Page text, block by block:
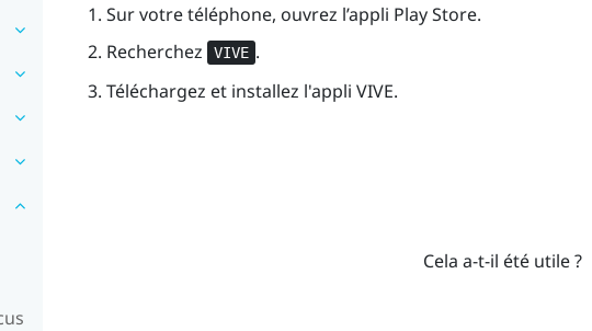
Sur votre téléphone, ouvrez l’appli Play Store.
Recherchez
VIVE .
Téléchargez et installez l'appli VIVE.
Cela a-t-il été utile ?